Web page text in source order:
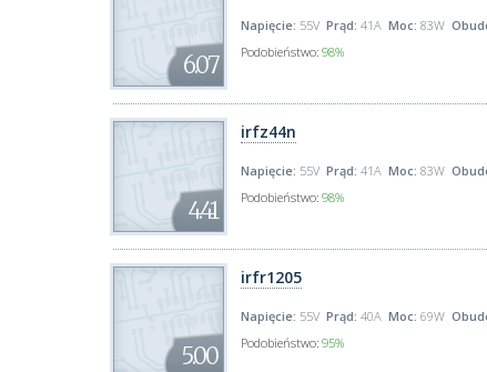
6.07
Napięcie: 55V Prąd: 41A Moc: 83W
Podobieństwo: 98%
4.41
irfz44n
Napięcie: 55V Prąd: 41A Moc: 83W
Podobieństwo: 98%
5.00
irfr1205
Napięcie: 55V Prąd: 40A Moc: 69W
Podobieństwo: 95%